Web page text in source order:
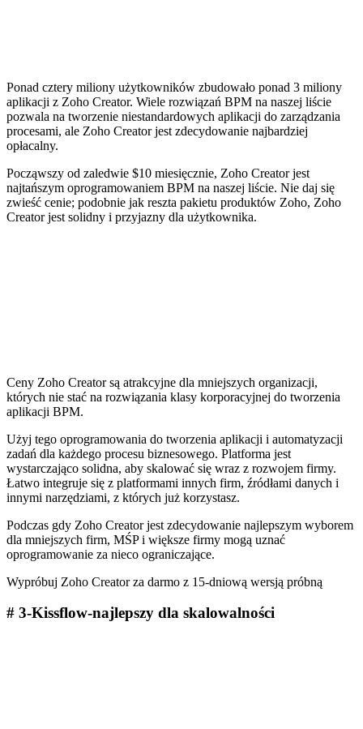
Ponad cztery miliony użytkowników zbudowało ponad 3 miliony
aplikacji z Zoho Creator. Wiele rozwiązań BPM na naszej liście
pozwala na tworzenie niestandardowych aplikacji do zarządzania
procesami, ale Zoho Creator jest zdecydowanie najbardziej
opłacalny.
Począwszy od zaledwie $10 miesięcznie, Zoho Creator jest
najtańszym oprogramowaniem BPM na naszej liście. Nie daj się
zwieść cenie; podobnie jak reszta pakietu produktów Zoho, Zoho
Creator jest solidny i przyjazny dla użytkownika.
Ceny Zoho Creator są atrakcyjne dla mniejszych organizacji,
których nie stać na rozwiązania klasy korporacyjnej do tworzenia
aplikacji BPM.
Użyj tego oprogramowania do tworzenia aplikacji i automatyzacji
zadań dla każdego procesu biznesowego. Platforma jest
wystarczająco solidna, aby skalować się wraz z rozwojem firmy.
Łatwo integruje się z platformami innych firm, źródłami danych i
innymi narzędziami, z których już korzystasz.
Podczas gdy Zoho Creator jest zdecydowanie najlepszym wyborem
dla mniejszych firm, MŚP i większe firmy mogą uznać
oprogramowanie za nieco ograniczające.
Wypróbuj Zoho Creator za darmo z 15-dniową wersją próbną
# 3-Kissflow-najlepszy dla skalowalności